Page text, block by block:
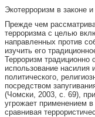
Экотерроризм в законе
Прежде чем
терроризма с целью
направленных против
изучить его
Терроризм традиционно
использование насилия
политического,
посредством
(Чомски, 2003, с. 69),
угрожает применением
сравнивая